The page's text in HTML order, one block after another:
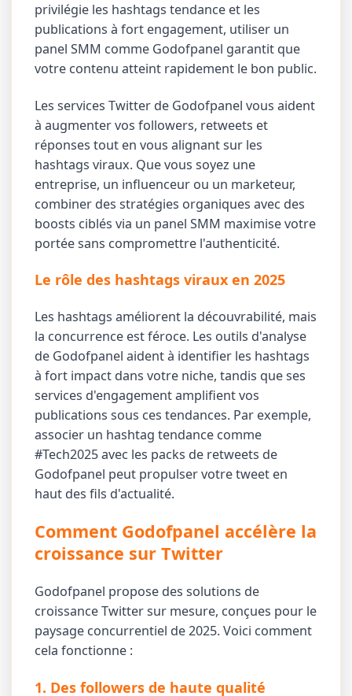
privilégie les hashtags tendance et les
publications à fort engagement, utiliser un
panel SMM comme Godofpanel garantit que
votre contenu atteint rapidement le bon public.
Les services Twitter de Godofpanel vous aident
à augmenter vos followers, retweets et
réponses tout en vous alignant sur les
hashtags viraux. Que vous soyez une
entreprise, un influenceur ou un marketeur,
combiner des stratégies organiques avec des
boosts ciblés via un panel SMM maximise votre
portée sans compromettre l'authenticité.
Le rôle des hashtags viraux en 2025
Les hashtags améliorent la découvrabilité, mais
la concurrence est féroce. Les outils d'analyse
de Godofpanel aident à identifier les hashtags
à fort impact dans votre niche, tandis que ses
services d'engagement amplifient vos
publications sous ces tendances. Par exemple,
associer un hashtag tendance comme
#Tech2025 avec les packs de retweets de
Godofpanel peut propulser votre tweet en
haut des fils d'actualité.
Comment Godofpanel accélère la
croissance sur Twitter
Godofpanel propose des solutions de
croissance Twitter sur mesure, conçues pour le
paysage concurrentiel de 2025. Voici comment
cela fonctionne :
1. Des followers de haute qualité